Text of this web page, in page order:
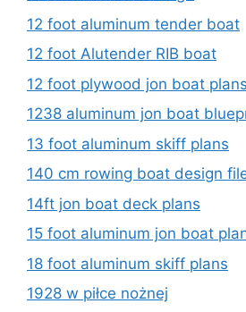
12 foot aluminum tender boat
12 foot Alutender RIB boat
12 foot plywood jon boat plans
1238 aluminum jon boat
13 foot aluminum skiff plans
140 cm rowing boat design
14ft jon boat deck plans
15 foot aluminum jon boat
18 foot aluminum skiff plans
1928 w piłce nożnej